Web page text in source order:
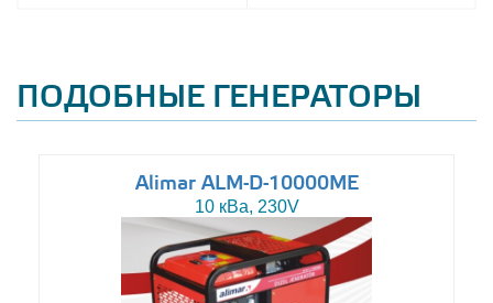
ПОДОБНЫЕ ГЕНЕРАТОРЫ
Alimar ALM-D-10000ME
10 кВа, 230V